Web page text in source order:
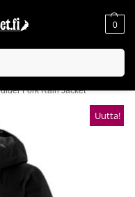
0
TILAUKSILLE!
Fork Rain Jacket
Uutta!